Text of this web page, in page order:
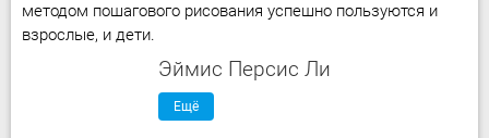
методом пошагового рисования успешно пользуются и
взрослые, и дети.
Эймис Персис Ли
Ещё